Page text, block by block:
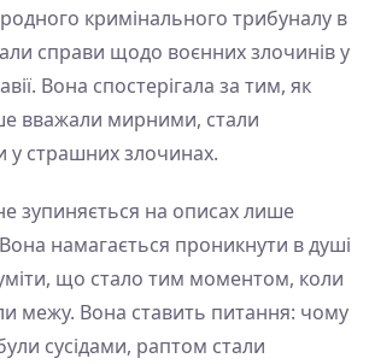
кримінального трибуналу в
справи щодо воєнних злочинів у
Вона спостерігала за тим, як
вважали мирними, стали
страшних злочинах.
зупиняється на описах лише
намагається проникнути в душі
що стало тим моментом, коли
межу. Вона ставить питання: чому
сусідами, раптом стали